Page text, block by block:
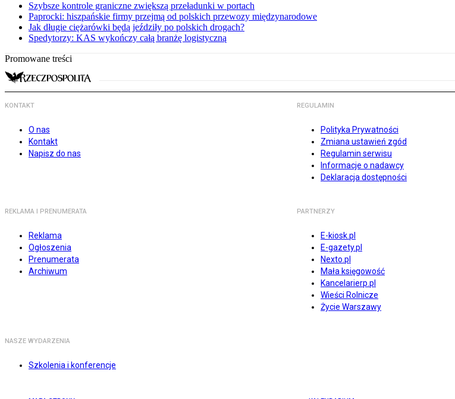
Szybsze kontrole graniczne zwiększą przeładunki w portach
Paprocki: hiszpańskie firmy przejmą od polskich przewozy międzynarodowe
Jak długie ciężarówki będą jeździły po polskich drogach?
Spedytorzy: KAS wykończy całą branżę logistyczną
Promowane treści
KONTAKT
O nas
Kontakt
Napisz do nas
REGULAMIN
Polityka Prywatności
Zmiana ustawień zgód
Regulamin serwisu
Informacje o nadawcy
Deklaracja dostępności
REKLAMA I PRENUMERATA
Reklama
Ogłoszenia
Prenumerata
Archiwum
PARTNERZY
E-kiosk.pl
E-gazety.pl
Nexto.pl
Mała księgowość
Kancelarierp.pl
Wieści Rolnicze
Życie Warszawy
NASZE WYDARZENIA
Szkolenia i konferencje